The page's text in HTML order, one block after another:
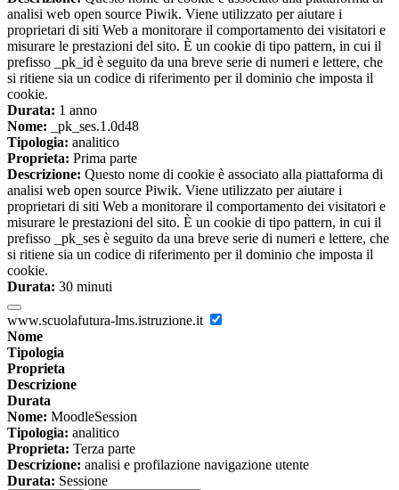
analisi web open source Piwik. Viene utilizzato per aiutare i
proprietari di siti Web a monitorare il comportamento dei visitatori e
misurare le prestazioni del sito. È un cookie di tipo pattern, in cui il
prefisso _pk_id è seguito da una breve serie di numeri e lettere, che
si ritiene sia un codice di riferimento per il dominio che imposta il
cookie.
Durata: 1 anno
Nome: _pk_ses.1.0d48
Tipologia: analitico
Proprieta: Prima parte
Descrizione: Questo nome di cookie è associato alla piattaforma di
analisi web open source Piwik. Viene utilizzato per aiutare i
proprietari di siti Web a monitorare il comportamento dei visitatori e
misurare le prestazioni del sito. È un cookie di tipo pattern, in cui il
prefisso _pk_ses è seguito da una breve serie di numeri e lettere, che
si ritiene sia un codice di riferimento per il dominio che imposta il
cookie.
Durata: 30 minuti
www.scuolafutura-lms.istruzione.it
Nome
Tipologia
Proprieta
Descrizione
Durata
Nome: MoodleSession
Tipologia: analitico
Proprieta: Terza parte
Descrizione: analisi e profilazione navigazione utente
Durata: Sessione